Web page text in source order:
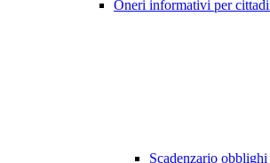
Oneri informativi per
Scadenzario